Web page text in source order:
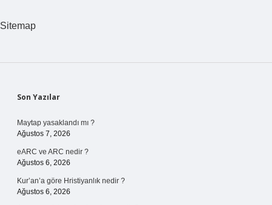
Sitemap
Sidebar
Son Yazılar
Maytap yasaklandı mı ?
Ağustos 7, 2026
eARC ve ARC nedir ?
Ağustos 6, 2026
Kur’an’a göre Hristiyanlık nedir ?
Ağustos 6, 2026